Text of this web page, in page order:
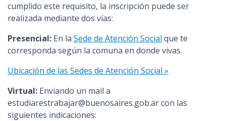
cumplido este requisito, la inscripción puede ser
realizada mediante dos vías:
Presencial: En la Sede de Atención Social que te
corresponda según la comuna en donde vivas.
Ubicación de las Sedes de Atención Social »
Virtual: Enviando un mail a
estudiarestrabajar@buenosaires.gob.ar con las
siguientes indicaciones: